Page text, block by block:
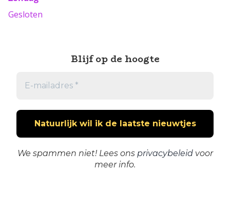
Gesloten
Blijf op de hoogte
We spammen niet! Lees ons privacybeleidvoor
meer info.